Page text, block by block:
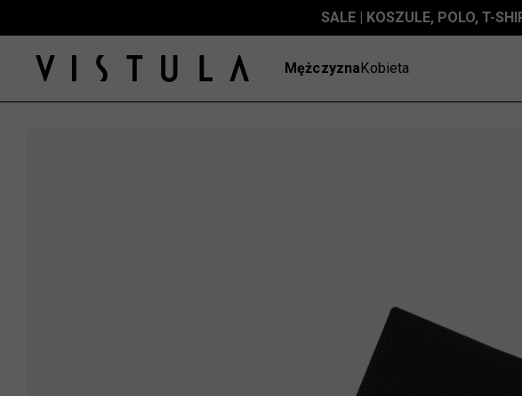
SALE | KOSZULE, POLO, T-
MężczyznaKobieta